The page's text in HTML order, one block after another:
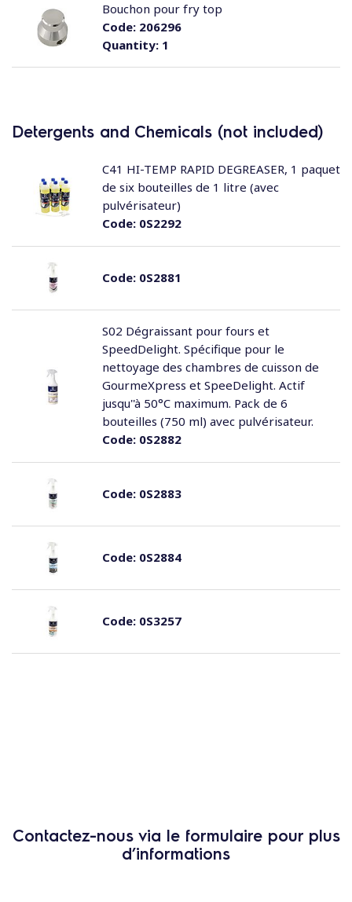
Quantity:1
Code:206296
Bouchon pour fry top
Detergents and Chemicals (not included)
Code:0S2292
C41 HI-TEMP RAPID DEGREASER, 1 paquet
de six bouteilles de 1 litre (avec
pulvérisateur)
Code:0S2881
Code:0S2882
S02 Dégraissant pour fours et
SpeedDelight. Spécifique pour le
nettoyage des chambres de cuisson de
GourmeXpress et SpeeDelight. Actif
jusqu''à 50°C maximum. Pack de 6
bouteilles (750 ml) avec pulvérisateur.
Code:0S2883
Code:0S2884
Code:0S3257
Contactez-nous via le formulaire pour plus
d’informations